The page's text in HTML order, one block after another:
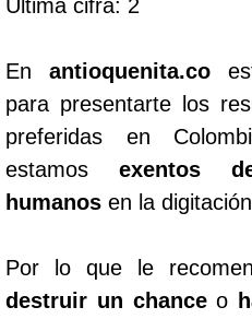
Ultima cifra: 2
Enantioquenita.co
para presentarte los
preferidas en
estamosexentos
humanos en la
Por lo que le
destruir un chanceo